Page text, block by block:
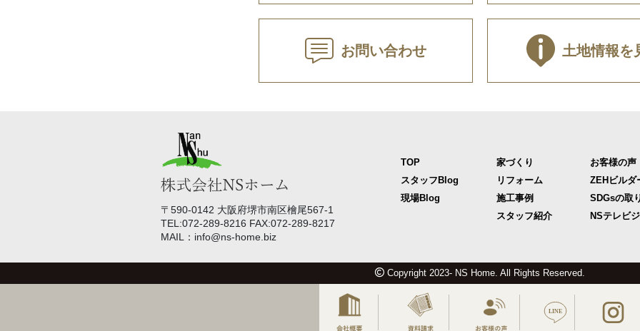
お問い合わせ 土地情報を
〒590-0142 大阪府堺市南区檜尾567-1
TEL:072-289-8216 FAX:072-289-8217
MAIL：info@ns-home.biz
TOP
スタッフBlog
現場Blog
家づくり
リフォーム
施工事例
スタッフ紹介
お客様の声
ZEHビルダ
SDGsの取
NSテレビ
Copyright 2023- NS Home. All Rights Reserved.